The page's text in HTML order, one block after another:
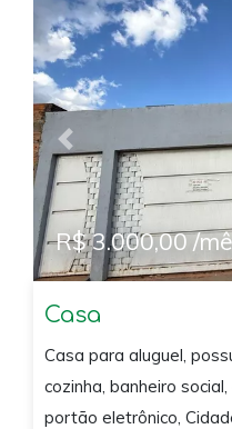
Previous
R$ 3.000,00 /
Casa
Casa para aluguel,
cozinha, banheiro
portão eletrônico,